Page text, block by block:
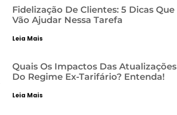
Fidelização De Clientes: 5 Dicas Que
Vão Ajudar Nessa Tarefa
Leia Mais
Quais Os Impactos Das Atualizações
Do Regime Ex-Tarifário? Entenda!
Leia Mais